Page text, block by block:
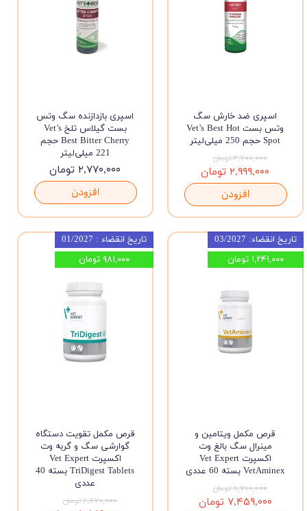
اسپری ضد خارش سگ
وتس بست Vet’s Best Hot
Spot حجم 250 میلی‌لیتر
۳,۷۰۰,۰۰۰ تومان
۲,۹۹۹,۰۰۰ تومان
افزودن
اسپری بازدازنده سگ وتس
بست گیلاس تلخ Vet’s
Best Bitter Cherry حجم
221 میلی‌لیتر
۲,۷۷۰,۰۰۰ تومان
افزودن
قرص مکمل ویتامین و
مینرال سگ بالغ وت
اکسپرت Vet Expert
VetAminex بسته 60 عددی
۸,۷۰۰,۰۰۰ تومان
۷,۴۵۹,۰۰۰ تومان
تاریخ انقضاء: 03/2027
۱,۲۴۱,۰۰۰ تومان
قرص مکمل تقویت دستگاه
گوارشی سگ و گربه وت
اکسپرت Vet Expert
TriDigest Tablets بسته 40
عددی
۶,۸۷۰,۰۰۰ تومان
تاریخ انقضاء : 01/2027
۹۸۱,۰۰۰ تومان